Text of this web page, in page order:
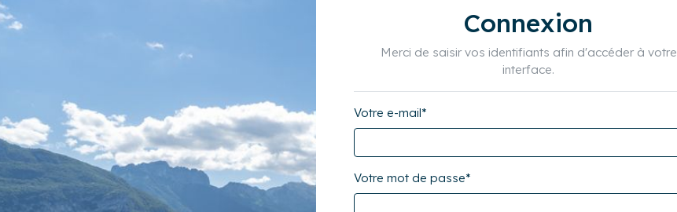
Connexion
Merci de saisir vos identifiants afin d'accéder à votre
interface.
Votre e-mail*
Votre mot de passe*